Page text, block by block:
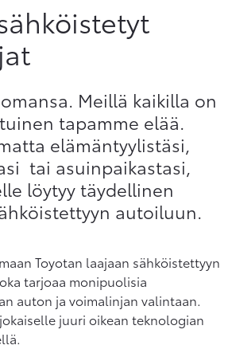
Meillä kaikilla on
tapamme elää.
elämäntyylistäsi,
tai asuinpaikastasi,
löytyy täydellinen
autoiluun.
Toyotan laajaan sähköistettyyn
tarjoaa monipuolisia
auton ja voimalinjan valintaan.
juuri oikean teknologian